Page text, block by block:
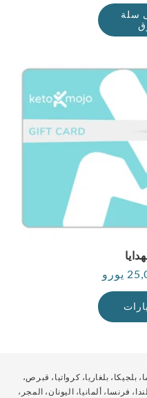
سلة
السعر
العادي
بلجيكا، بلغاريا، كرواتيا، قبرص،
فرنسا، ألمانيا، اليونان، المجر،